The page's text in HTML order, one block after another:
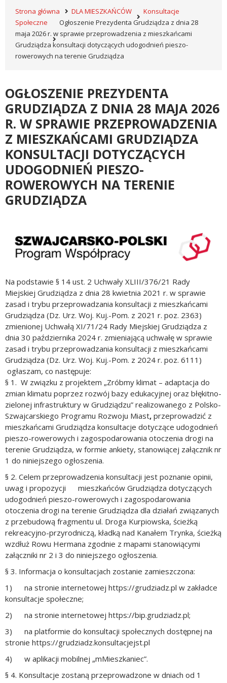
Strona główna DLA MIESZKAŃCÓW
Konsultacje
Społeczne
Ogłoszenie Prezydenta Grudziądza z dnia 28
maja 2026 r. w sprawie przeprowadzenia z mieszkańcami
Grudziądza konsultacji dotyczących udogodnień pieszo-
rowerowych na terenie Grudziądza
OGŁOSZENIE PREZYDENTA
GRUDZIĄDZA Z DNIA 28 MAJA 2026
R. W SPRAWIE PRZEPROWADZENIA
Z MIESZKAŃCAMI GRUDZIĄDZA
KONSULTACJI DOTYCZĄCYCH
UDOGODNIEŃ PIESZO-
ROWEROWYCH NA TERENIE
GRUDZIĄDZA
Na podstawie § 14 ust. 2 Uchwały XLIII/376/21 Rady
Miejskiej Grudziądza z dnia 28 kwietnia 2021 r. w sprawie
zasad i trybu przeprowadzania konsultacji z mieszkańcami
Grudziądza (Dz. Urz. Woj. Kuj.-Pom. z 2021 r. poz. 2363)
zmienionej Uchwałą XI/71/24 Rady Miejskiej Grudziądza z
dnia 30 października 2024 r. zmieniającą uchwałę w sprawie
zasad i trybu przeprowadzania konsultacji z mieszkańcami
Grudziądza (Dz. Urz. Woj. Kuj.-Pom. z 2024 r. poz. 6111)
ogłaszam, co następuje:
§ 1. W związku z projektem „Zróbmy klimat – adaptacja do
zmian klimatu poprzez rozwój bazy edukacyjnej oraz błękitno-
zielonej infrastruktury w Grudziądzu” realizowanego z Polsko-
Szwajcarskiego Programu Rozwoju Miast, przeprowadzić z
mieszkańcami Grudziądza konsultacje dotyczące udogodnień
pieszo-rowerowych i zagospodarowania otoczenia drogi na
terenie Grudziądza, w formie ankiety, stanowiącej załącznik nr
1 do niniejszego ogłoszenia.
§ 2. Celem przeprowadzenia konsultacji jest poznanie opinii,
uwag i propozycji mieszkańców Grudziądza dotyczących
udogodnień pieszo-rowerowych i zagospodarowania
otoczenia drogi na terenie Grudziądza dla działań związanych
z przebudową fragmentu ul. Droga Kurpiowska, ścieżką
rekreacyjno-przyrodniczą, kładką nad Kanałem Trynka, ścieżką
wzdłuż Rowu Hermana zgodnie z mapami stanowiącymi
załączniki nr 2 i 3 do niniejszego ogłoszenia.
§ 3. Informacja o konsultacjach zostanie zamieszczona:
1) na stronie internetowej https://grudziadz.pl w zakładce
konsultacje społeczne;
2) na stronie internetowej https://bip.grudziadz.pl;
3) na platformie do konsultacji społecznych dostępnej na
stronie https://grudziadz.konsultacjejst.pl
4) w aplikacji mobilnej „mMieszkaniec”.
§ 4. Konsultacje zostaną przeprowadzone w dniach od 1